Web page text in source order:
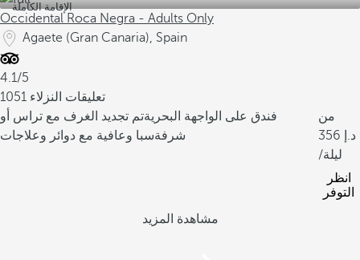
الإقامة الكاملة
Occidental Roca Negra - Adults Only
Agaete (Gran Canaria), Spain
4.1/5
1051 تعليقات النزلاء
فندق على الواجهة البحريةتم تجديد الغرف مع تراس أو
شرفةسبا وعافية مع دوائر وعلاجات
من
356
/ليلة
انظر
التوفر
مشاهدة المزيد